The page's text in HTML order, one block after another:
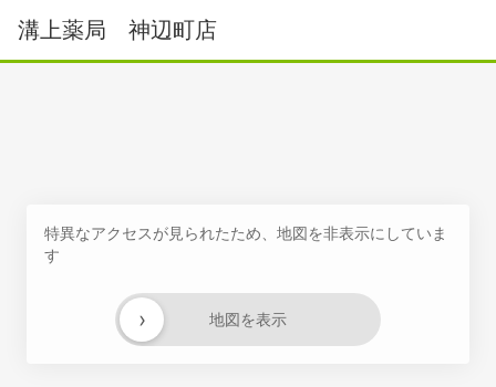
溝上薬局 神辺町店
特異なアクセスが見られたため、地図を非表示にしていま
す
地図を表示
›